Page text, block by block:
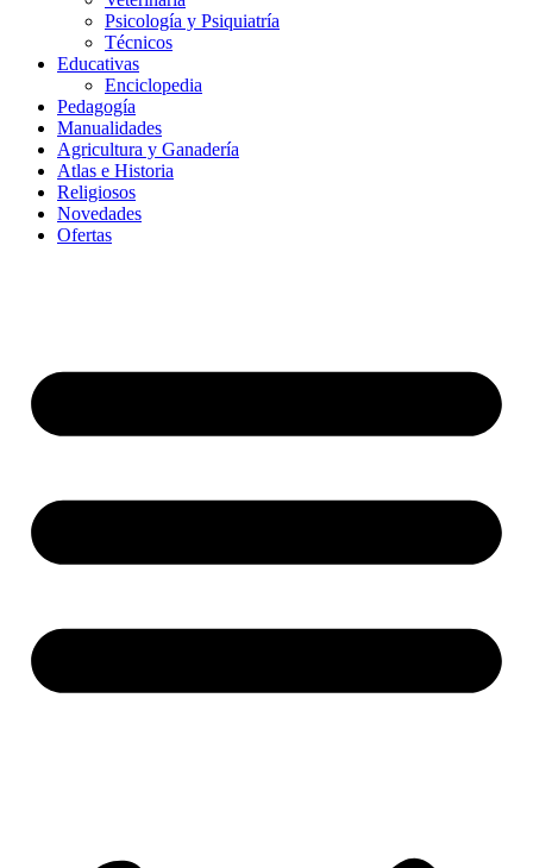
Psicología y Psiquiatría
Técnicos
Educativas
Enciclopedia
Pedagogía
Manualidades
Agricultura y Ganadería
Atlas e Historia
Religiosos
Novedades
Ofertas